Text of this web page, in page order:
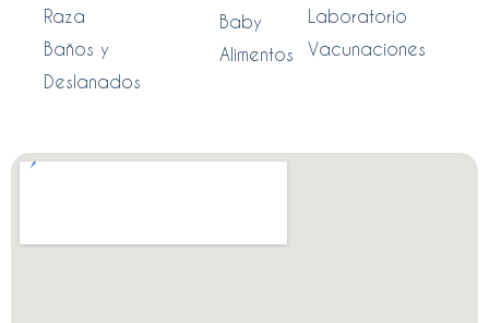
Raza
Baños y
Deslanados
Baby
Alimentos
Laboratorio
Vacunaciones